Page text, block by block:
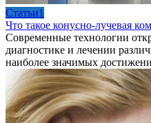
Cтатьи1
Что такое конусно-лучевая
Современные технологии
диагностике и лечении
наиболее значимых